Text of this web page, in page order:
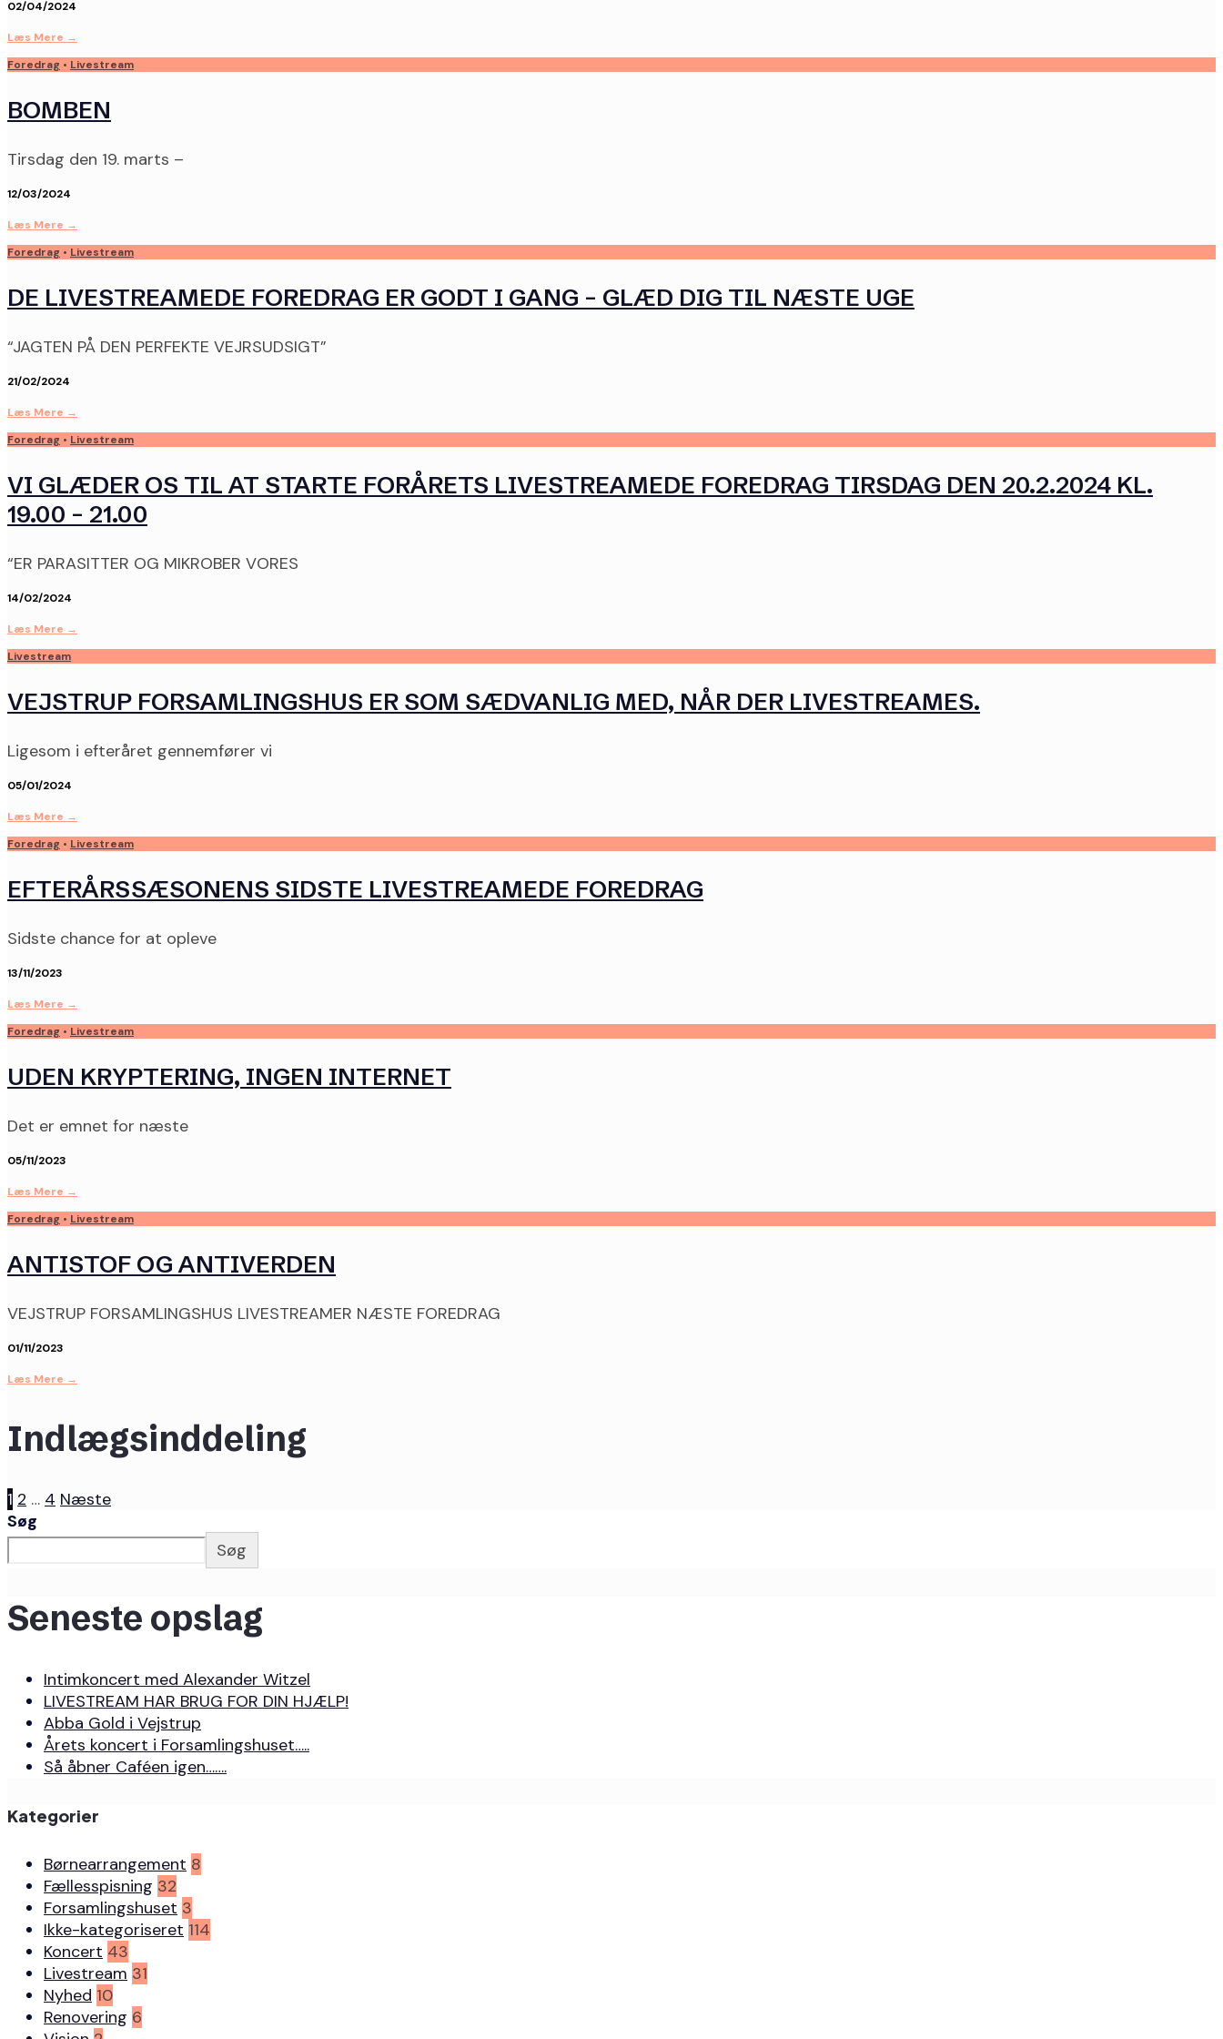
02/04/2024
Læs Mere →
Foredrag • Livestream
BOMBEN
Tirsdag den 19. marts –
12/03/2024
Læs Mere →
Foredrag • Livestream
DE LIVESTREAMEDE FOREDRAG ER GODT I GANG – GLÆD DIG TIL NÆSTE UGE
“JAGTEN PÅ DEN PERFEKTE VEJRSUDSIGT”
21/02/2024
Læs Mere →
Foredrag • Livestream
VI GLÆDER OS TIL AT STARTE FORÅRETS LIVESTREAMEDE FOREDRAG TIRSDAG DEN 20.2.2024 KL.
19.00 – 21.00
“ER PARASITTER OG MIKROBER VORES
14/02/2024
Læs Mere →
Livestream
VEJSTRUP FORSAMLINGSHUS ER SOM SÆDVANLIG MED, NÅR DER LIVESTREAMES.
Ligesom i efteråret gennemfører vi
05/01/2024
Læs Mere →
Foredrag • Livestream
EFTERÅRSSÆSONENS SIDSTE LIVESTREAMEDE FOREDRAG
Sidste chance for at opleve
13/11/2023
Læs Mere →
Foredrag • Livestream
UDEN KRYPTERING, INGEN INTERNET
Det er emnet for næste
05/11/2023
Læs Mere →
Foredrag • Livestream
ANTISTOF OG ANTIVERDEN
VEJSTRUP FORSAMLINGSHUS LIVESTREAMER NÆSTE FOREDRAG
01/11/2023
Læs Mere →
Indlægsinddeling
1 2 … 4 Næste
Søg
Søg
Seneste opslag
Intimkoncert med Alexander Witzel
LIVESTREAM HAR BRUG FOR DIN HJÆLP!
Abba Gold i Vejstrup
Årets koncert i Forsamlingshuset…..
Så åbner Caféen igen…….
Kategorier
Børnearrangement 8
Fællesspisning 32
Forsamlingshuset 3
Ikke-kategoriseret 114
Koncert 43
Livestream 31
Nyhed 10
Renovering 6